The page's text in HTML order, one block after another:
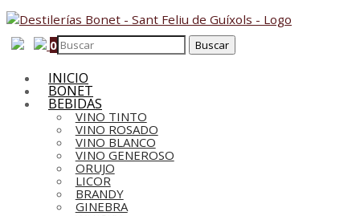
0
INICIO
BONET
BEBIDAS
VINO TINTO
VINO ROSADO
VINO BLANCO
VINO GENEROSO
ORUJO
LICOR
BRANDY
GINEBRA